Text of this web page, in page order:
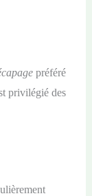
préféré
privilégié des